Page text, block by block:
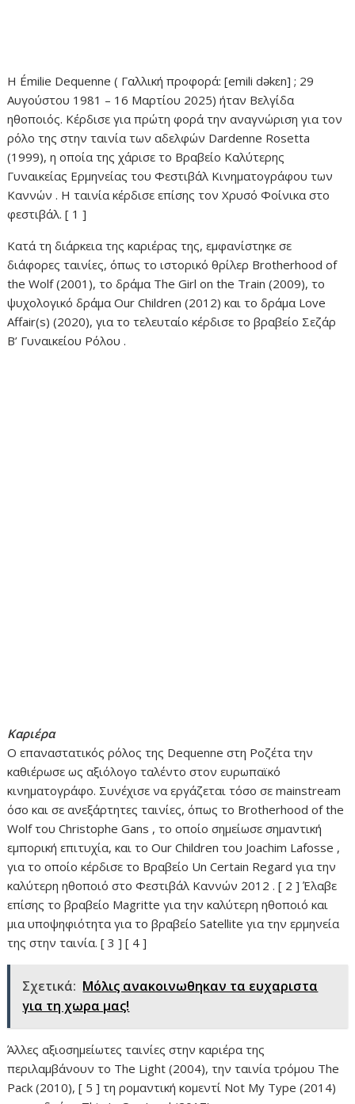
Η Émilie Dequenne ( Γαλλική προφορά: [emili dəkɛn] ; 29
Αυγούστου 1981 – 16 Μαρτίου 2025) ήταν Βελγίδα
ηθοποιός. Κέρδισε για πρώτη φορά την αναγνώριση για τον
ρόλο της στην ταινία των αδελφών Dardenne Rosetta
(1999), η οποία της χάρισε το Βραβείο Καλύτερης
Γυναικείας Ερμηνείας του Φεστιβάλ Κινηματογράφου των
Καννών . Η ταινία κέρδισε επίσης τον Χρυσό Φοίνικα στο
φεστιβάλ. [ 1 ]
Κατά τη διάρκεια της καριέρας της, εμφανίστηκε σε
διάφορες ταινίες, όπως το ιστορικό θρίλερ Brotherhood of
the Wolf (2001), το δράμα The Girl on the Train (2009), το
ψυχολογικό δράμα Our Children (2012) και το δράμα Love
Affair(s) (2020), για το τελευταίο κέρδισε το βραβείο Σεζάρ
Β’ Γυναικείου Ρόλου .
Καριέρα
Ο επαναστατικός ρόλος της Dequenne στη Ροζέτα την
καθιέρωσε ως αξιόλογο ταλέντο στον ευρωπαϊκό
κινηματογράφο. Συνέχισε να εργάζεται τόσο σε mainstream
όσο και σε ανεξάρτητες ταινίες, όπως το Brotherhood of the
Wolf του Christophe Gans , το οποίο σημείωσε σημαντική
εμπορική επιτυχία, και το Our Children του Joachim Lafosse ,
για το οποίο κέρδισε το Βραβείο Un Certain Regard για την
καλύτερη ηθοποιό στο Φεστιβάλ Καννών 2012 . [ 2 ] Έλαβε
επίσης το βραβείο Magritte για την καλύτερη ηθοποιό και
μια υποψηφιότητα για το βραβείο Satellite για την ερμηνεία
της στην ταινία. [ 3 ] [ 4 ]
Σχετικά: Μόλις ανακοινωθηκαν τα ευχαριστα
για τη χωρα μας!
Άλλες αξιοσημείωτες ταινίες στην καριέρα της
περιλαμβάνουν το The Light (2004), την ταινία τρόμου The
Pack (2010), [ 5 ] τη ρομαντική κομεντί Not My Type (2014)